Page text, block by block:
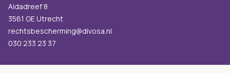
Aidadreef 8
3561 GE Utrecht
rechtsbescherming@divosa.nl
030 233 23 37